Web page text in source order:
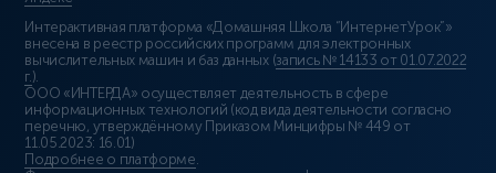
Интерактивная платформа «Домашняя Школа “ИнтернетУрок”»
внесена в реестр российских программ для электронных
вычислительных машин и баз данных (запись № 14133 от 01.07.2022
г.).
ООО «ИНТЕРДА» осуществляет деятельность в сфере
информационных технологий (код вида деятельности согласно
перечню, утверждённому Приказом Минцифры № 449 от
11.05.2023: 16.01)
Подробнее о платформе.